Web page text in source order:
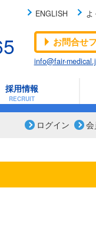
よ
ENGLISH
お問合せ
info@fair-
採用情報
RECRUIT
ログイン